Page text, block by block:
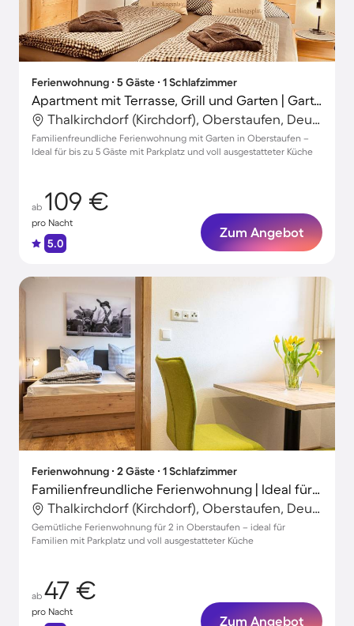
Ferienwohnung ∙ 5 Gäste ∙ 1 Schlafzimmer
Apartment mit Terrasse, Grill und Garten | Gartenblick
Thalkirchdorf (Kirchdorf), Oberstaufen, Deutschland
Familienfreundliche Ferienwohnung mit Garten in Oberstaufen –
Ideal für bis zu 5 Gäste mit Parkplatz und voll ausgestatteter Küche
ab 109 €
pro Nacht
5.0
Zum Angebot
Ferienwohnung ∙ 2 Gäste ∙ 1 Schlafzimmer
Familienfreundliche Ferienwohnung | Ideal für Homeoffice
Thalkirchdorf (Kirchdorf), Oberstaufen, Deutschland
Gemütliche Ferienwohnung für 2 in Oberstaufen – ideal für
Familien mit Parkplatz und voll ausgestatteter Küche
ab 47 €
pro Nacht
Zum Angebot